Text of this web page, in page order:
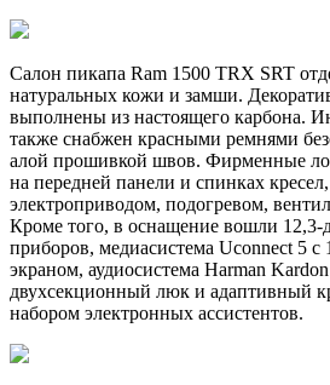
Салон пикапа Ram 1500 TRX SRT
натуральных кожи и замши.
выполнены из настоящего карбона.
также снабжен красными ремнями
алой прошивкой швов. Фирменные
на передней панели и спинках
электроприводом, подогревом,
Кроме того, в оснащение вошли
приборов, медиасистема Uconnect 5
экраном, аудиосистема Harman
двухсекционный люк и адаптивный
набором электронных ассистентов.